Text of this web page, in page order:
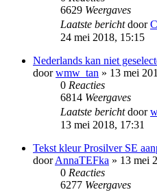
6629 Weergaves
Laatste berichtdoor
24 mei 2018, 15:15
Nederlands kan niet
doorwmw_tan » 13 mei
0 Reacties
6814 Weergaves
Laatste berichtdoor
13 mei 2018, 17:31
Tekst kleur Prosilver SE
doorAnnaTEFka » 13 mei
0 Reacties
6277 Weergaves